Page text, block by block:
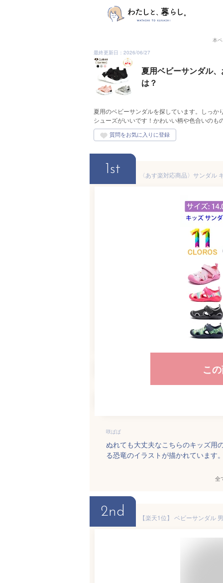
本
最終更新日：2026/06/27
夏用ベビーサンダル
は？
夏用のベビーサンダルを探しています。しっ
シューズがいいです！かわいい柄や色合いの
1st
こ
咲ぱぱ
ぬれても大丈夫なこちらのキッズ用
る恐竜のイラストが描かれています
全
2nd